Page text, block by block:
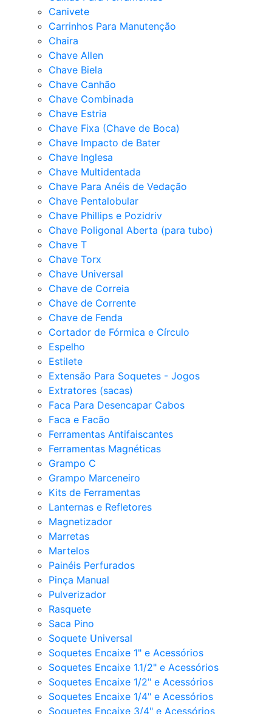
Canivete
Carrinhos Para Manutenção
Chaira
Chave Allen
Chave Biela
Chave Canhão
Chave Combinada
Chave Estria
Chave Fixa (Chave de Boca)
Chave Impacto de Bater
Chave Inglesa
Chave Multidentada
Chave Para Anéis de Vedação
Chave Pentalobular
Chave Phillips e Pozidriv
Chave Poligonal Aberta (para tubo)
Chave T
Chave Torx
Chave Universal
Chave de Correia
Chave de Corrente
Chave de Fenda
Cortador de Fórmica e Círculo
Espelho
Estilete
Extensão Para Soquetes - Jogos
Extratores (sacas)
Faca Para Desencapar Cabos
Faca e Facão
Ferramentas Antifaiscantes
Ferramentas Magnéticas
Grampo C
Grampo Marceneiro
Kits de Ferramentas
Lanternas e Refletores
Magnetizador
Marretas
Martelos
Painéis Perfurados
Pinça Manual
Pulverizador
Rasquete
Saca Pino
Soquete Universal
Soquetes Encaixe 1" e Acessórios
Soquetes Encaixe 1.1/2" e Acessórios
Soquetes Encaixe 1/2" e Acessórios
Soquetes Encaixe 1/4" e Acessórios
Soquetes Encaixe 3/4" e Acessórios